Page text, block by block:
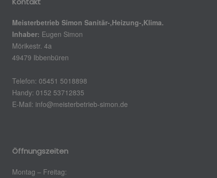
Meisterbetrieb Simon Sanitär-,Heizung-,Klima.
Inhaber: Eugen Simon
Mörikestr. 4a
49479 Ibbenbüren
Telefon: 05451 5018898
Handy: 0152 53712835
E-Mail: info@meisterbetrieb-simon.de
Öffnungszeiten
Montag – Freitag: